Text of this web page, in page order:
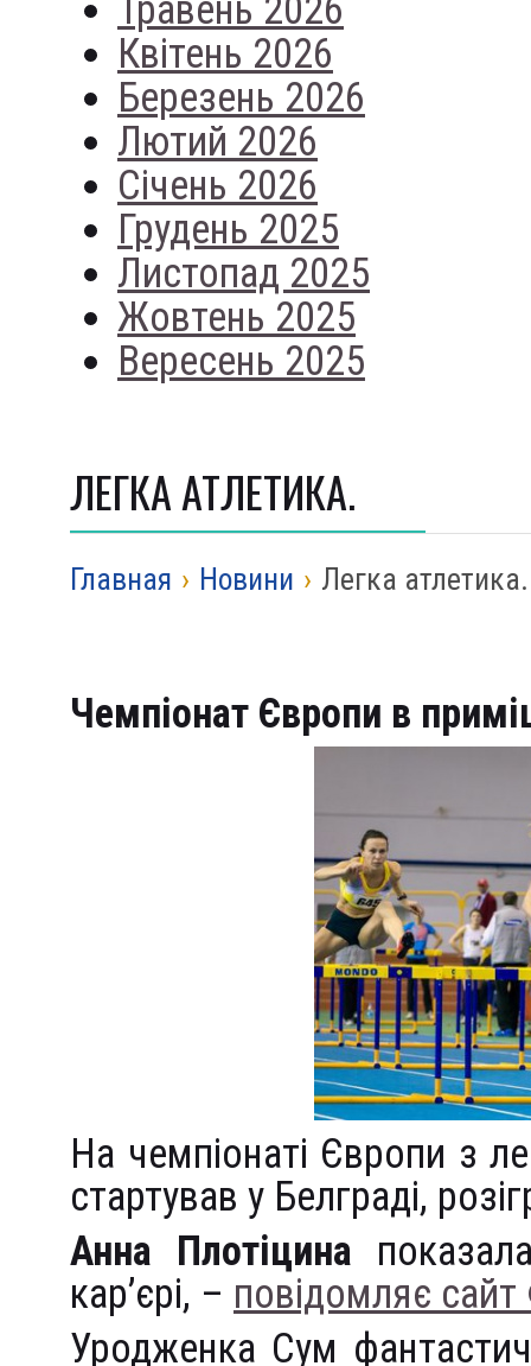
Травень 2026
Квітень 2026
Березень 2026
Лютий 2026
Січень 2026
Грудень 2025
Листопад 2025
Жовтень 2025
Вересень 2025
ЛЕГКА АТЛЕТИКА.
Главная › Новини › Легка атлетика.
Чемпіонат Європи в
На чемпіонаті Європи з
стартував у Белграді,
Анна Плотіцина
кар’єрі, – повідомляє
Уродженка Сум